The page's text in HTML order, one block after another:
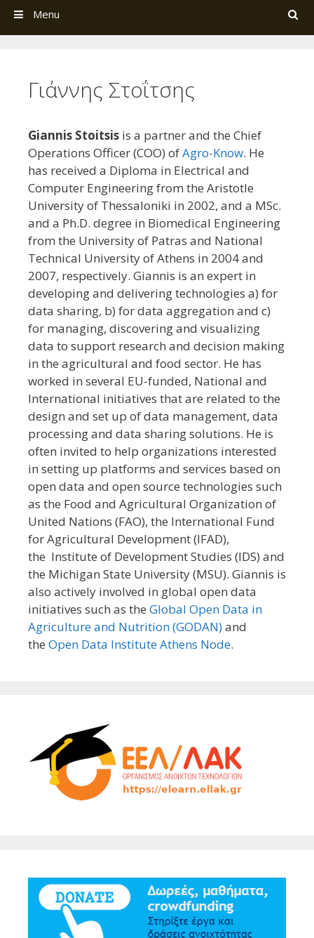
Search
Menu
Γιάννης Στοΐτσης
Giannis Stoitsis is a partner and the Chief
Operations Officer (COO) ofAgro-Know. He
has received a Diploma in Electrical and
Computer Engineering from the Aristotle
University of Thessaloniki in 2002, and a MSc.
and a Ph.D. degree in Biomedical Engineering
from the University of Patras and National
Technical University of Athens in 2004 and
2007, respectively. Giannis is an expert in
developing and delivering technologies a) for
data sharing, b) for data aggregation and c)
for managing, discovering and visualizing
data to support research and decision making
in the agricultural and food sector. He has
worked in several EU-funded, National and
International initiatives that are related to the
design and set up of data management, data
processing and data sharing solutions. He is
often invited to help organizations interested
in setting up platforms and services based on
open data and open source technologies such
as the Food and Agricultural Organization of
United Nations (FAO), the International Fund
for Agricultural Development (IFAD),
the Institute of Development Studies (IDS) and
the Michigan State University (MSU). Giannis is
also actively involved in global open data
initiatives such as the Global Open Data in
Agriculture and Nutrition (GODAN)and
the Open Data Institute Athens Node.